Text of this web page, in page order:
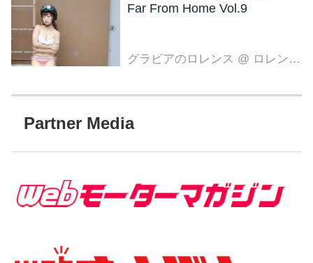
Far From Home Vol.9
グラビアのロレンス @ ロレンス編集部
Partner Media